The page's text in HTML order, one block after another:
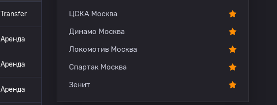
Transfer
Аренда
Аренда
Аренда
ЦСКА Москва
Динамо Москва
Локомотив Москва
Спартак Москва
Зенит